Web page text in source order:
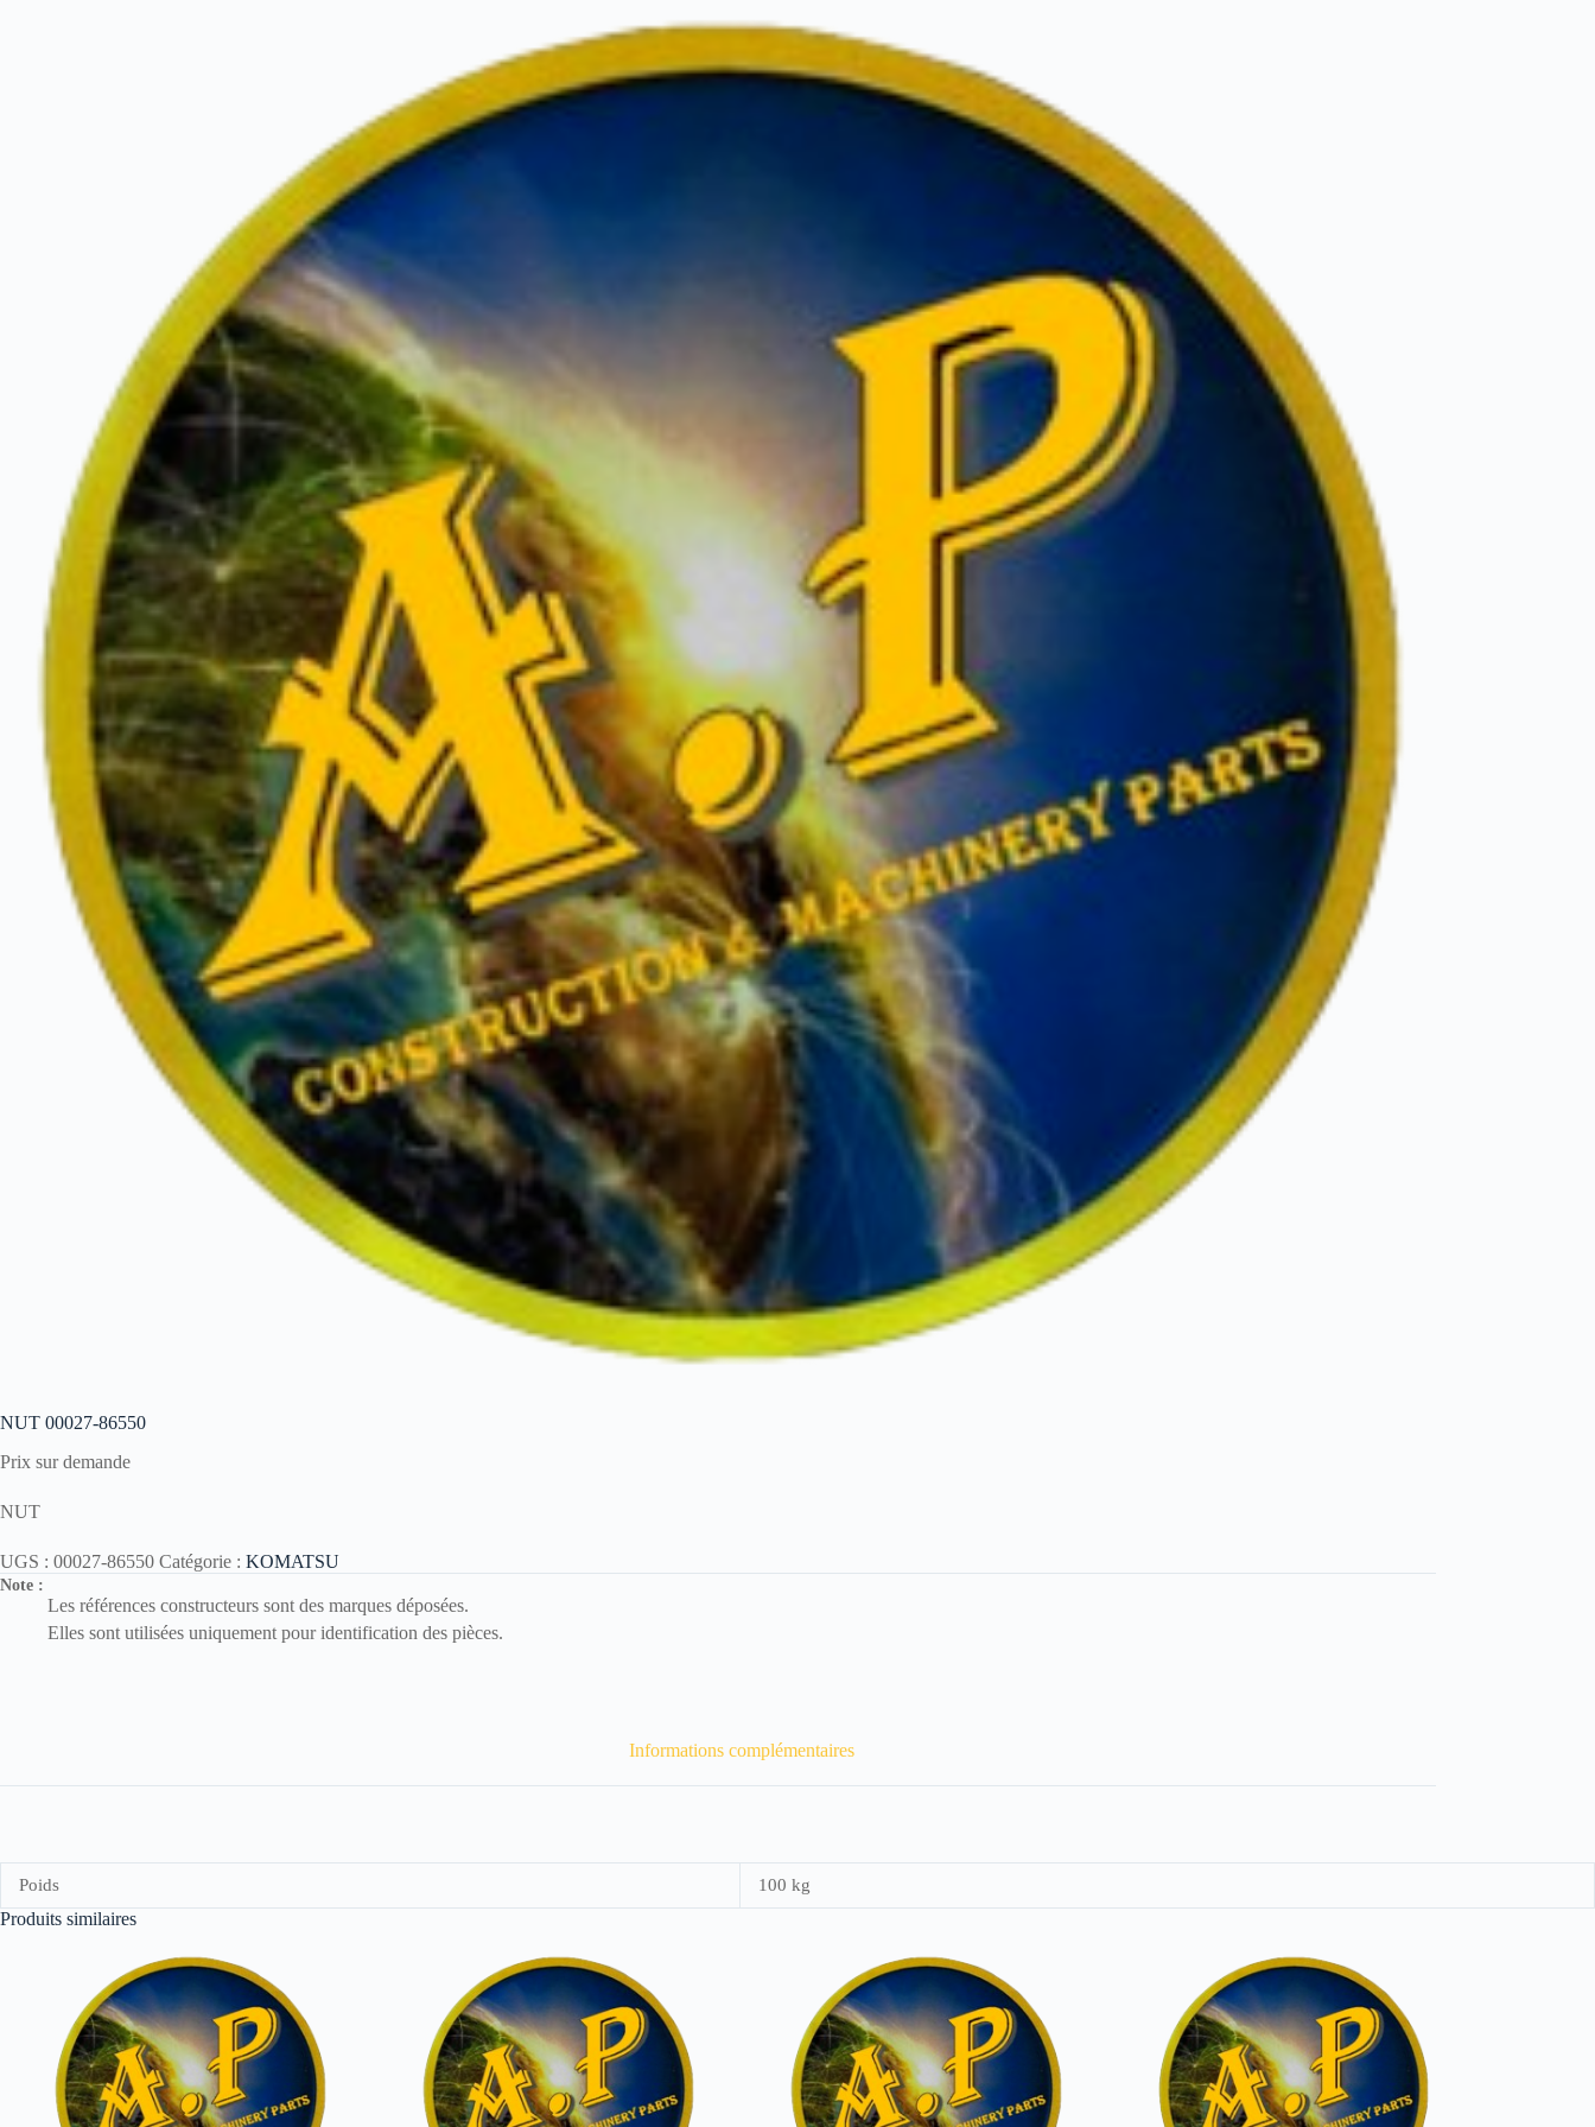
NUT 00027-86550
Prix sur demande
NUT
UGS : 00027-86550 Catégorie : KOMATSU
Note :
Les références constructeurs sont des marques déposées.
Elles sont utilisées uniquement pour identification des pièces.
Informations complémentaires
Poids 100 kg
Produits similaires